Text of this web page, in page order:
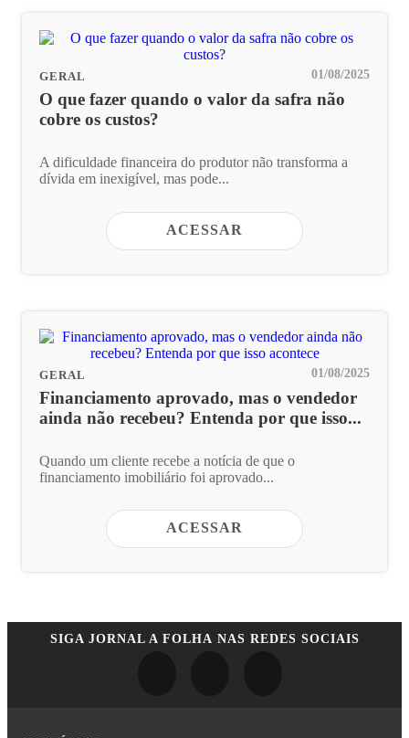
GERAL 01/08/2025
O que fazer quando o valor da safra não
cobre os custos?
A dificuldade financeira do produtor não transforma a
dívida em inexigível, mas pode...
ACESSAR
GERAL 01/08/2025
Financiamento aprovado, mas o vendedor
ainda não recebeu? Entenda por que isso...
Quando um cliente recebe a notícia de que o
financiamento imobiliário foi aprovado...
ACESSAR
SIGA JORNAL A FOLHA NAS REDES SOCIAIS